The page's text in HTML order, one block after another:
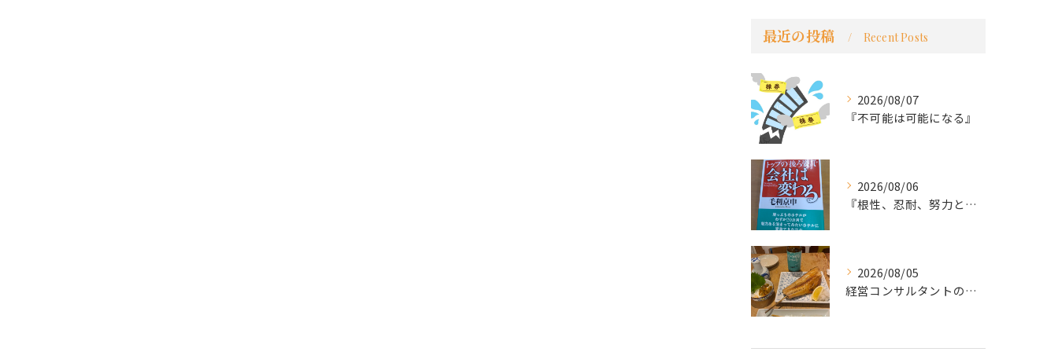
最近の投稿 Recent Posts
2026/08/07
『不可能は可能になる』
2026/08/06
『根性、忍耐、努力という言葉は死語なのか』
2026/08/05
経営コンサルタントのモーちゃん・毛利京申です。